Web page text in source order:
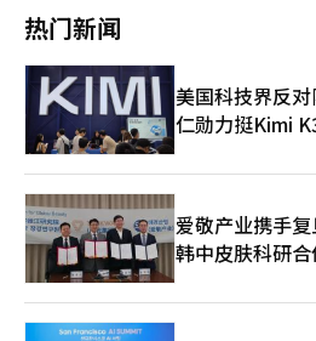
下，劳资矛盾正呈扩散趋势。若“绩效
这一法律基础。 更令人担忧的是罢工发生在半导体和高科技制造
业，这些是韩国经济的核心支柱。在全
争以及台湾和日本的积极投资下，韩国
力。在此情况下，频繁以生产线中断
手争取时间。 半导体生产不同于一般制造业，生产中断后重启需
要大量时间和成本，交货延误可能导
需要更长时间。劳资双方越专注于短期
业也不应逃避责任。如果绩效奖励制
突的种子就在公司内部。尤其是在创纪
到成果，必然导致不满积累。即便工
不应免责。 解决方案在于制度化的谈判，而非对抗。首先，应尊
重法院判决，但需在谈判桌上重新讨
业应公开绩效奖金计算标准和未来投资
论专业性和可持续性。最后，政府应
热门新闻
美国科技界反
仁勋力挺Kimi
爱敬产业携手
韩中皮肤科研